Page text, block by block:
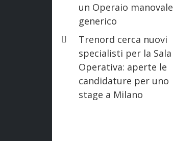
un Operaio manovale
generico
Trenord cerca nuovi
specialisti per la Sala
Operativa: aperte le
candidature per uno
stage a Milano